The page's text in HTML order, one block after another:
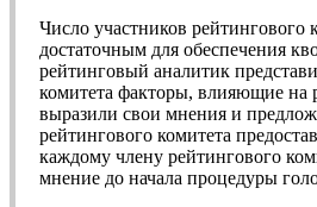
Число участников рейтингового
достаточным для обеспечения
рейтинговый аналитик
комитета факторы, влияющие на
выразили свои мнения и
рейтингового комитета
каждому члену рейтингового
мнение до начала процедуры